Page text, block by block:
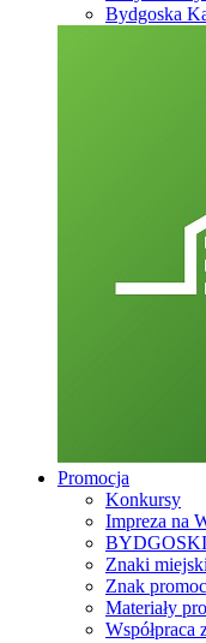
Bydgoska
Promocja
Konkursy
Impreza na
Znaki
Znak
Materiały
Współpraca